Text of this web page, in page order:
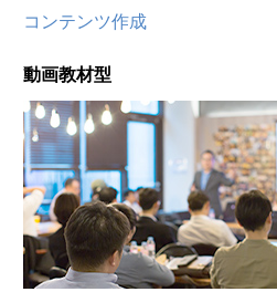
コンテンツ作成
動画教材型